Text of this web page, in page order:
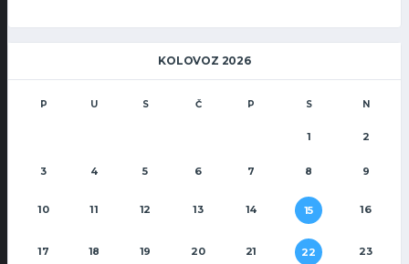
KOLOVOZ 2026
P U S Č P S N
1 2
3 4 5 6 7 8 9
10 11 12 13 14 15 16
17 18 19 20 21 22 23